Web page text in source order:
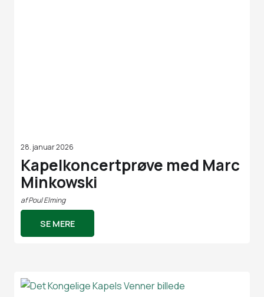
28. januar 2026
Kapelkoncertprøve med Marc
Minkowski
afPoul Elming
SE MERE